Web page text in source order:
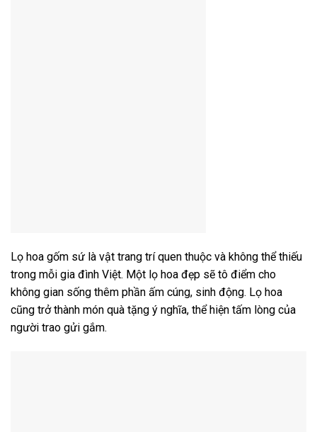
Lọ hoa gốm sứ là vật trang trí quen thuộc và không thể thiếu
trong mỗi gia đình Việt. Một lọ hoa đẹp sẽ tô điểm cho
không gian sống thêm phần ấm cúng, sinh động. Lọ hoa
cũng trở thành món quà tặng ý nghĩa, thể hiện tấm lòng của
người trao gửi gắm.